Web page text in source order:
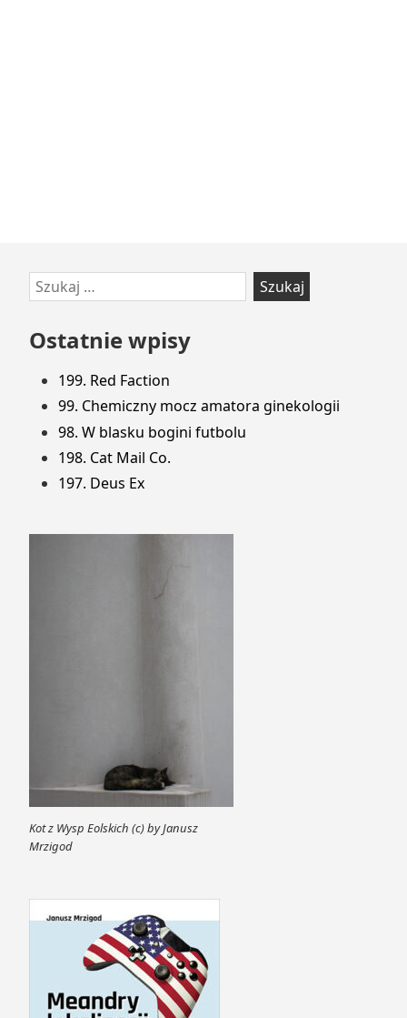
Przejdź
do
Szukaj:
Ostatnie wpisy
199. Red Faction
99. Chemiczny mocz amatora ginekologii
98. W blasku bogini futbolu
198. Cat Mail Co.
197. Deus Ex
Kot z Wysp Eolskich (c) by Janusz
Mrzigod